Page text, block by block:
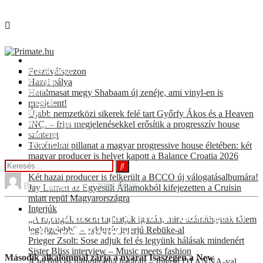
Fesztiválszezon
Hazai pálya
Hatalmasat megy Shabaam új zenéje, ami vinyl-en is
megjelent!
Újabb nemzetközi sikerek felé tart Győrfy Ákos és a Heaven
INC. – friss megjelenésekkel erősítik a progresszív house
színteret
Történelmi pillanat a magyar progressive house életében: két
magyar producer is helyet kapott a Balance Croatia 2026
hivatalos válogatásán
Két hazai producer is felkerült a BCCO új válogatásalbumára!
Jay Lumen az Egyesült Államokból kifejezetten a Cruisin
miatt repül Magyarországra
Interjúk
„A rajongók sosem tudhatják igazán, mire számíthatnak tőlem
legközelebb” – exkluzív interjú Rebūke-al
Prieger Zsolt: Sose adjuk fel és legyünk hálásak mindenért
Sister Bliss interview – Music meets fashion
Hazai pálya
Interjúk
Hírek
Videók
KULT
Programajánló
For english speakers
BOOKING
ByGombas Peter / 2024.08.06.
Méltó módon zárja a nyarat Isaszegen a
Hide & Seek Festival
Második alkalommal zárja a nyarat Isaszegen a New